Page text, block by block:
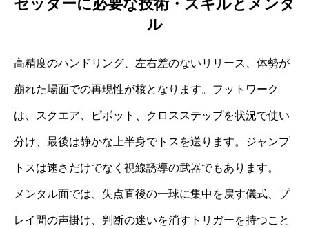
セッターに必要な技術・スキルとメンタ
ル
高精度のハンドリング、左右差のないリリース、体勢が
崩れた場面での再現性が核となります。フットワーク
は、スクエア、ピボット、クロスステップを状況で使い
分け、最後は静かな上半身でトスを送ります。ジャンプ
トスは速さだけでなく視線誘導の武器でもあります。
メンタル面では、失点直後の一球に集中を戻す儀式、プ
レイ間の声掛け、判断の迷いを消すトリガーを持つこと